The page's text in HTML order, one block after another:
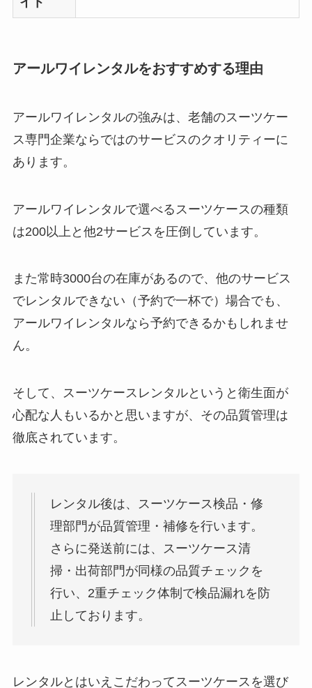
アールワイレンタルをおすすめする理由
アールワイレンタルの強みは、老舗のスーツケー
ス専門企業ならではのサービスのクオリティーに
あります。
アールワイレンタルで選べるスーツケースの種類
は200以上と他2サービスを圧倒しています。
また常時3000台の在庫があるので、他のサービス
でレンタルできない（予約で一杯で）場合でも、
アールワイレンタルなら予約できるかもしれませ
ん。
そして、スーツケースレンタルというと衛生面が
心配な人もいるかと思いますが、その品質管理は
徹底されています。
レンタル後は、スーツケース検品・修
理部門が品質管理・補修を行います。
さらに発送前には、スーツケース清
掃・出荷部門が同様の品質チェックを
行い、2重チェック体制で検品漏れを防
止しております。
レンタルとはいえこだわってスーツケースを選び